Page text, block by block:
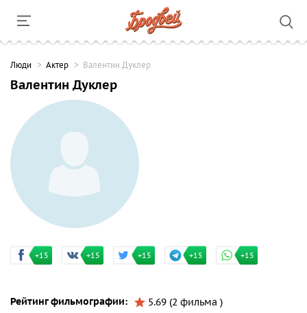
Люди Актер Валентин Дуклер
Валентин Дуклер
+15 +15 +15 +15 +15
Рейтинг фильмографии: 5.69 (2 фильма )